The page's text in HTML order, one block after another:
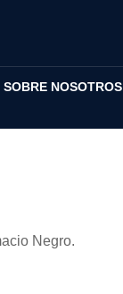
SOBRE NOSOTROS
Negro.